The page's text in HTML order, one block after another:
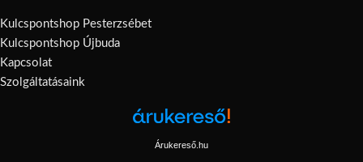
Kulcspontshop Pesterzsébet
Kulcspontshop Újbuda
Kapcsolat
Szolgáltatásaink
Árukereső.hu